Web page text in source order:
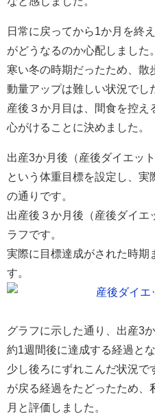
日常に戻ってから1か月を終
がどうなるのか心配しました。
寒い冬の時期だったため、散
動量アップは難しい状況でし
産後３か月目は、間食を控え
心がけることに決めました。
出産3か月後（産後ダイエッ
という体重目標を設定し、実
の通りです。
出産後３か月後（産後ダイエ
ラフです。
実際に目標達成がされた時期
す。
グラフに示した通り、出産3
約1週間後に達成する経過とな
少し後ろにずれこんだ状況で
が戻る経過をたどったため、
月と評価しました。